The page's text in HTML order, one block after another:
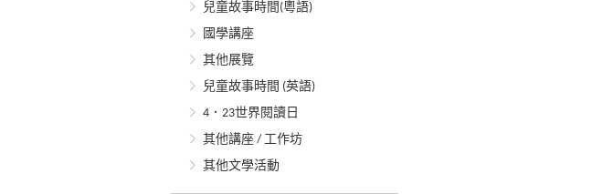
兒童故事時間(粵語)
國學講座
其他展覽
兒童故事時間 (英語)
4．23世界閱讀日
其他講座 / 工作坊
其他文學活動